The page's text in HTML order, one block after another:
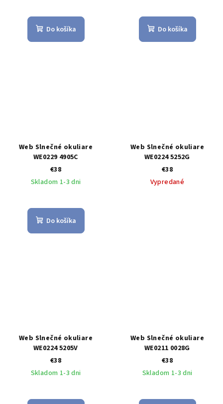
Do košíka Do košíka
Web Slnečné okuliare
WE0229 4905C
€38
Skladom 1-3 dni
Do košíka
Web Slnečné okuliare
WE0224 5252G
€38
Vypredané
Web Slnečné okuliare
WE0224 5205V
€38
Skladom 1-3 dni
Web Slnečné okuliare
WE0211 0028G
€38
Skladom 1-3 dni